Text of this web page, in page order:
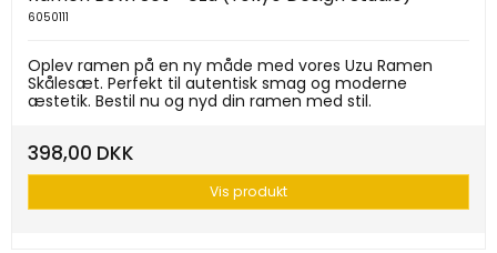
6050111
Oplev ramen på en ny måde med vores Uzu Ramen
Skålesæt. Perfekt til autentisk smag og moderne
æstetik. Bestil nu og nyd din ramen med stil.
398,00 DKK
Vis produkt